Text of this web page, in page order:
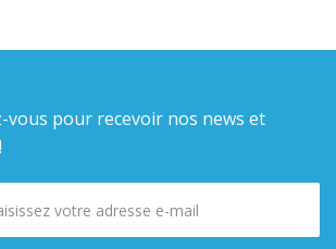
vous pour recevoir nos news et